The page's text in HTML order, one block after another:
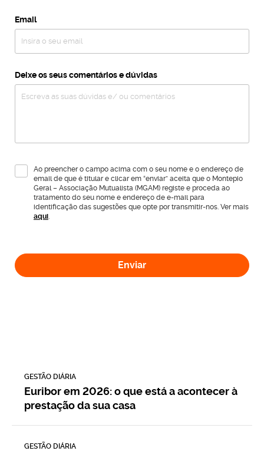
Email
Deixe os seus comentários e dúvidas
Ao preencher o campo acima com o seu nome e o endereço de
email de que é titular e clicar em “enviar” aceita que o Montepio
Geral – Associação Mutualista (MGAM) registe e proceda ao
tratamento do seu nome e endereço de e-mail para
identificação das sugestões que opte por transmitir-nos. Ver mais
aqui.
Enviar
GESTÃO DIÁRIA
Euribor em 2026: o que está a acontecer à
prestação da sua casa
GESTÃO DIÁRIA